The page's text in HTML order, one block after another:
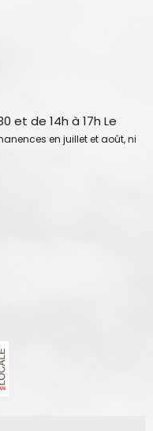
et de 14h à 17h Le
en juillet et août, ni